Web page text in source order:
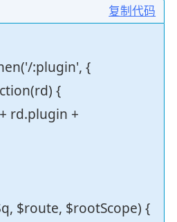
复制代码
:plugin', {
{
rd.plugin +
$route, $rootScope) {